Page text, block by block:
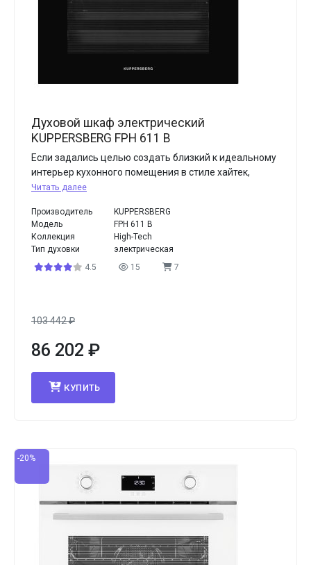
Духовой шкаф электрический
KUPPERSBERG FPH 611 B
Если задались целью создать близкий к идеальному
интерьер кухонного помещения в стиле хайтек,
Читать далее
Производитель
KUPPERSBERG
Модель
FPH 611 B
Коллекция
High-Tech
Тип духовки
электрическая
4.5
15 7
103 442₽
86 202 ₽
КУПИТЬ
-20%